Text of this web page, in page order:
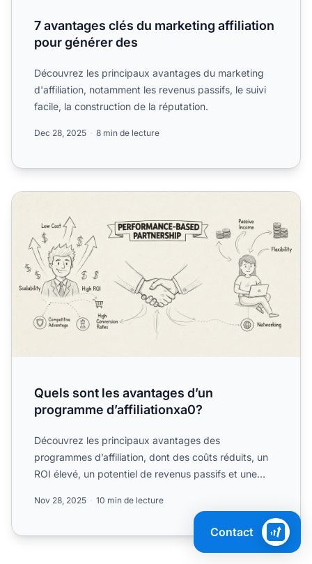
7 avantages clés du marketing affiliation
pour générer des
Découvrez les principaux avantages du marketing
d'affiliation, notamment les revenus passifs, le suivi
facile, la construction de la réputation.
Dec 28, 2025 8 min de lecture
Quels sont les avantages d’un programme d’affiliationxa0?
Quels sont les avantages d’un
programme d’affiliationxa0?
Découvrez les principaux avantages des
programmes d’affiliation, dont des coûts réduits, un
ROI élevé, un potentiel de revenus passifs et une
Nov 28, 2025 10 min de lecture
Contact